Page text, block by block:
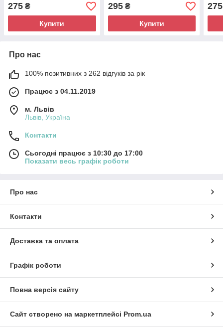
275 ₴
Купити
295₴
Купити
275
Про нас
100% позитивних з 262 відгуків за рік
Працює з 04.11.2019
м. Львів
Львів, Україна
Контакти
Сьогодні працює з 10:30 до 17:00
Показати весь графік роботи
Про нас
Контакти
Доставка та оплата
Графік роботи
Повна версія сайту
Сайт створено на маркетплейсі Prom.ua